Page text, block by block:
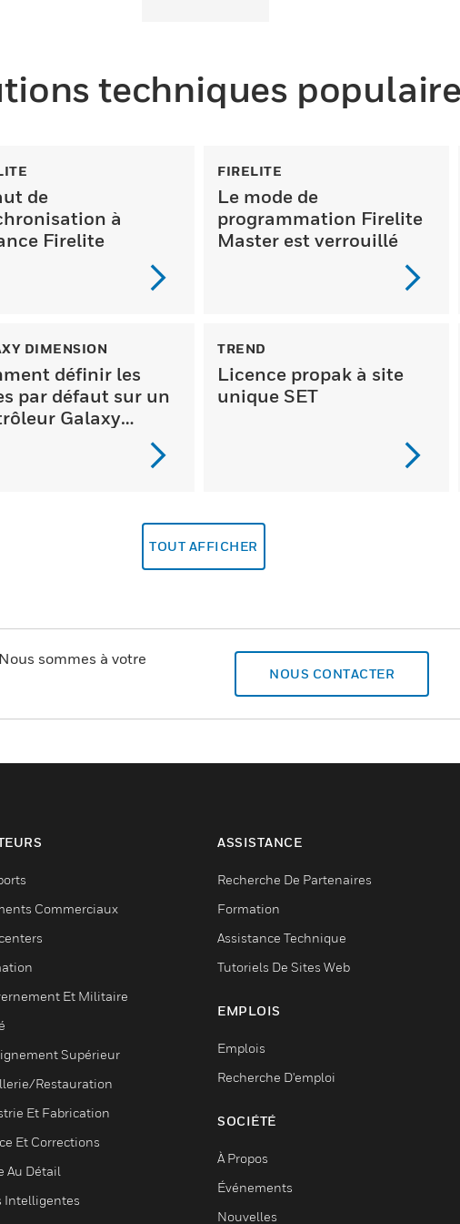
techniques
de
à
Firelite
FIRELITE
Le mode de
programmation Firelite
Master est verrouillé
DIMENSION
définir les
par défaut sur un
Galaxy
TREND
Licence propak à site
unique SET
TOUT AFFICHER
sommes à votre
NOUS CONTACTER
Commerciaux
Et Militaire
Supérieur
Restauration
Et Fabrication
Et Corrections
Au Détail
Intelligentes
ASSISTANCE
Recherche De Partenaires
Formation
Assistance Technique
Tutoriels De Sites Web
EMPLOIS
Emplois
Recherche D'emploi
SOCIÉTÉ
À Propos
Événements
Nouvelles